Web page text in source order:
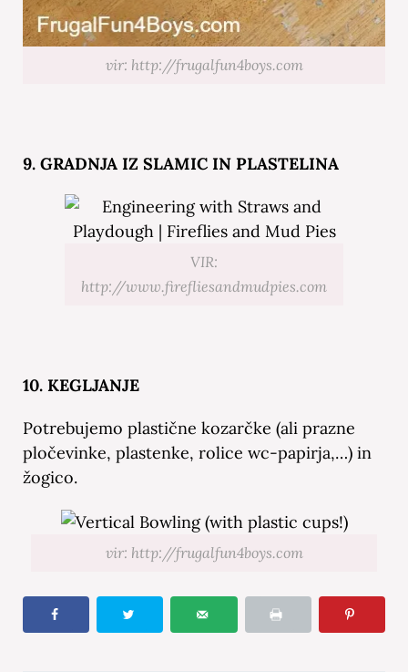
vir: http://frugalfun4boys.com
9. GRADNJA IZ SLAMIC IN PLASTELINA
VIR:
http://www.firefliesandmudpies.com
10. KEGLJANJE
Potrebujemo plastične kozarčke (ali prazne
pločevinke, plastenke, rolice wc-papirja,…) in
žogico.
vir: http://frugalfun4boys.com